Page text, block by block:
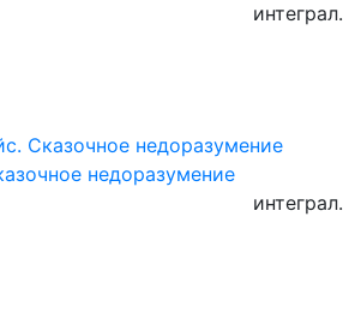
интеграл.
недоразумение
интеграл.